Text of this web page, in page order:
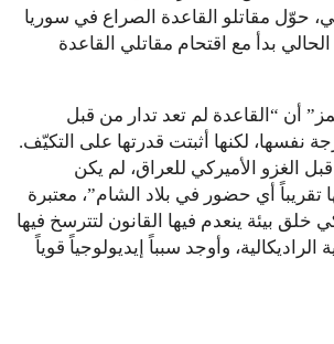
حوّل مقاتلو القاعدة الصراع في سوريا
الحالي بدأ مع اقتحام مقاتلي القاعدة
أن “القاعدة لم تعد تدار من قبل
نفسها، لكنها أثبتت قدرتها على التكيّف.
الغزو الأميركي للعراق، لم يكن
تقريباً أي حضور في بلاد الشام”، معتبرة
خلق بيئة ينعدم فيها القانون لتترسخ فيها
وأوجد سبباً إيديولوجياً قوياً